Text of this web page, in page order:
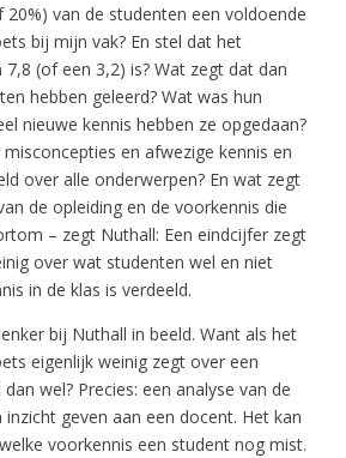
van de studenten een voldoende
bij mijn vak? En stel dat het
(of een 3,2) is? Wat zegt dat dan
hebben geleerd? Wat was hun
nieuwe kennis hebben ze opgedaan?
en afwezige kennis en
over alle onderwerpen? En wat zegt
de opleiding en de voorkennis die
– zegt Nuthall: Een eindcijfer zegt
over wat studenten wel en niet
in de klas is verdeeld.
bij Nuthall in beeld. Want als het
eigenlijk weinig zegt over een
wel? Precies: een analyse van de
geven aan een docent. Het kan
voorkennis een student nog mist.